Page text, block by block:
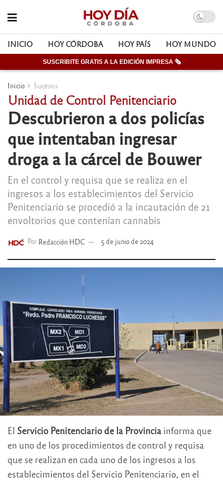
INICIO HOY CÓRDOBA HOY PAÍS HOY MUNDO
SUSCRIBITE GRATIS A LA EDICIÓN IMPRESA 🗞
Inicio Sucesos
Unidad de Control Penitenciario
Descubrieron a dos policías
que intentaban ingresar
droga a la cárcel de Bouwer
En el control y requisa que se realiza en el
ingresos a los establecimientos del Servicio
Penitenciario se procedió a la incautación de 21
envoltorios que contenían cannabis
Por Redacción HDC 5 de junio de 2024
El Servicio Penitenciario de la Provincia informa que
en uno de los procedimientos de control y requisa
que se realizan en cada uno de los ingresos a los
establecimientos del Servicio Penitenciario, en el